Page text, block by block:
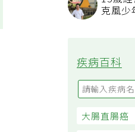
15歲
克風
疾病百科